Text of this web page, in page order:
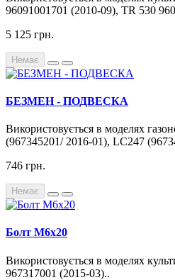
96091001701 (2010-09), TR 530
5 125 грн.
Немає
БЕЗМЕН - ПОДВЕСКА
Використовується в моделях
(967345201/ 2016-01), LC247
746 грн.
Немає
Болт М6х20
Використовується в моделях
967317001 (2015-03)..